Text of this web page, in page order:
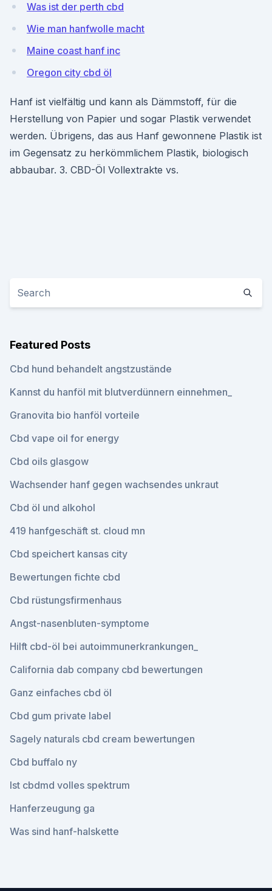
Was ist der perth cbd
Wie man hanfwolle macht
Maine coast hanf inc
Oregon city cbd öl
Hanf ist vielfältig und kann als Dämmstoff, für die
Herstellung von Papier und sogar Plastik verwendet
werden. Übrigens, das aus Hanf gewonnene Plastik ist
im Gegensatz zu herkömmlichem Plastik, biologisch
abbaubar. 3. CBD-Öl Vollextrakte vs.
Featured Posts
Cbd hund behandelt angstzustände
Kannst du hanföl mit blutverdünnern einnehmen_
Granovita bio hanföl vorteile
Cbd vape oil for energy
Cbd oils glasgow
Wachsender hanf gegen wachsendes unkraut
Cbd öl und alkohol
419 hanfgeschäft st. cloud mn
Cbd speichert kansas city
Bewertungen fichte cbd
Cbd rüstungsfirmenhaus
Angst-nasenbluten-symptome
Hilft cbd-öl bei autoimmunerkrankungen_
California dab company cbd bewertungen
Ganz einfaches cbd öl
Cbd gum private label
Sagely naturals cbd cream bewertungen
Cbd buffalo ny
Ist cbdmd volles spektrum
Hanferzeugung ga
Was sind hanf-halskette